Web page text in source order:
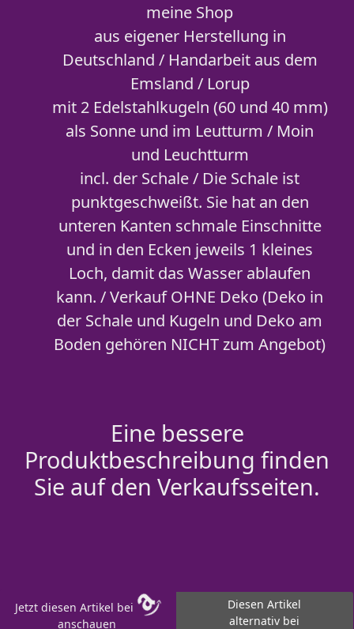
meine Shop
aus eigener Herstellung in
Deutschland / Handarbeit aus dem
Emsland / Lorup
mit 2 Edelstahlkugeln (60 und 40 mm)
als Sonne und im Leutturm / Moin
und Leuchtturm
incl. der Schale / Die Schale ist
punktgeschweißt. Sie hat an den
unteren Kanten schmale Einschnitte
und in den Ecken jeweils 1 kleines
Loch, damit das Wasser ablaufen
kann. / Verkauf OHNE Deko (Deko in
der Schale und Kugeln und Deko am
Boden gehören NICHT zum Angebot)
Eine bessere
Produktbeschreibung finden
Sie auf den Verkaufsseiten.
Jetzt diesen Artikel bei
anschauen
Diesen Artikel
alternativ bei